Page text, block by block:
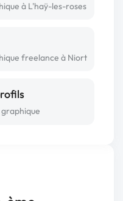
à L'haÿ-les-roses
freelance à Niort